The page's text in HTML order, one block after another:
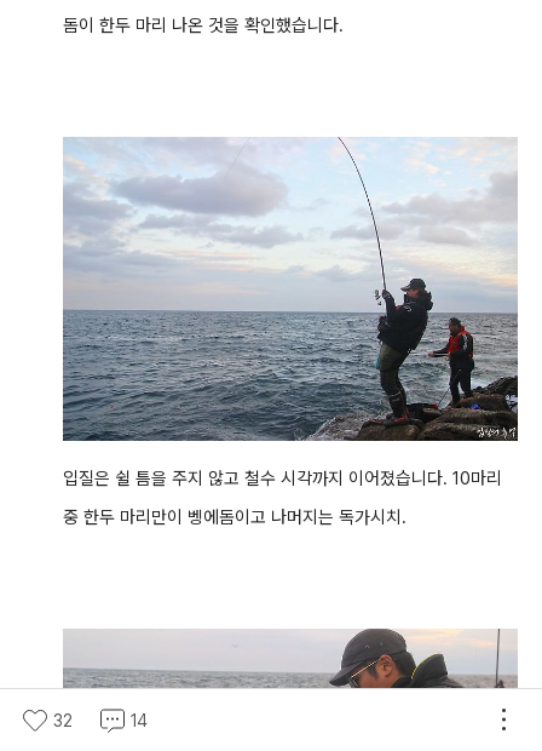
돔이 한두 마리 나온 것을 확인했습니다.
입질은 쉴 틈을 주지 않고 철수 시각까지 이어졌습니다. 10마리
중 한두 마리만이 벵에돔이고 나머지는 독가시치.
32 14